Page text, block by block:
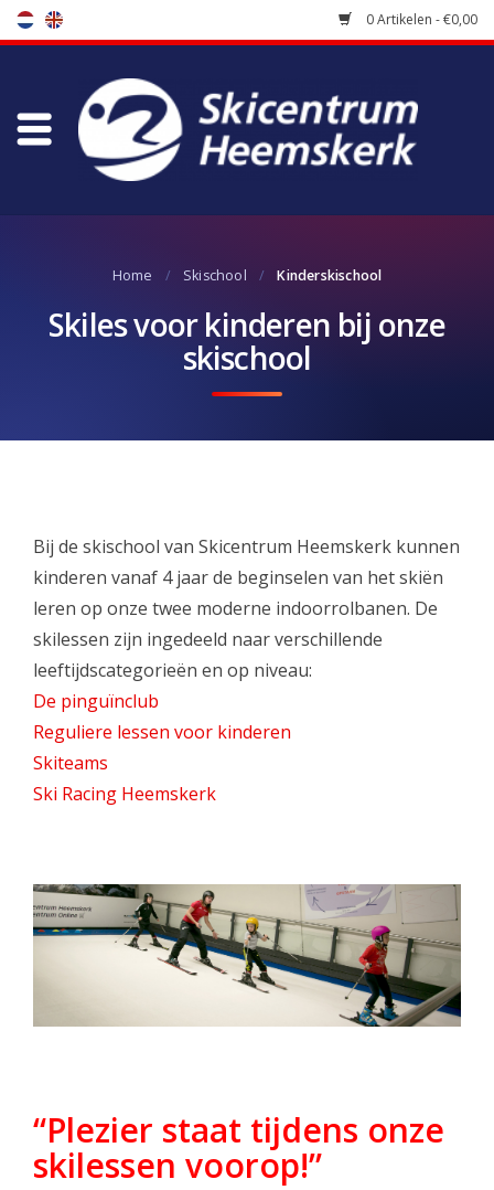
0 Artikelen - €0,00
Winkel
Onderhoud
Koopgidsen
Home / Skischool / Kinderskischool
Skiles voor kinderen bij onze
skischool
Bij de skischool van Skicentrum Heemskerk kunnen
kinderen vanaf 4 jaar de beginselen van het skiën
leren op onze twee moderne indoorrolbanen. De
skilessen zijn ingedeeld naar verschillende
leeftijdscategorieën en op niveau:
De pinguïnclub
Reguliere lessen voor kinderen
Skiteams
Ski Racing Heemskerk
“Plezier staat tijdens onze
skilessen voorop!”